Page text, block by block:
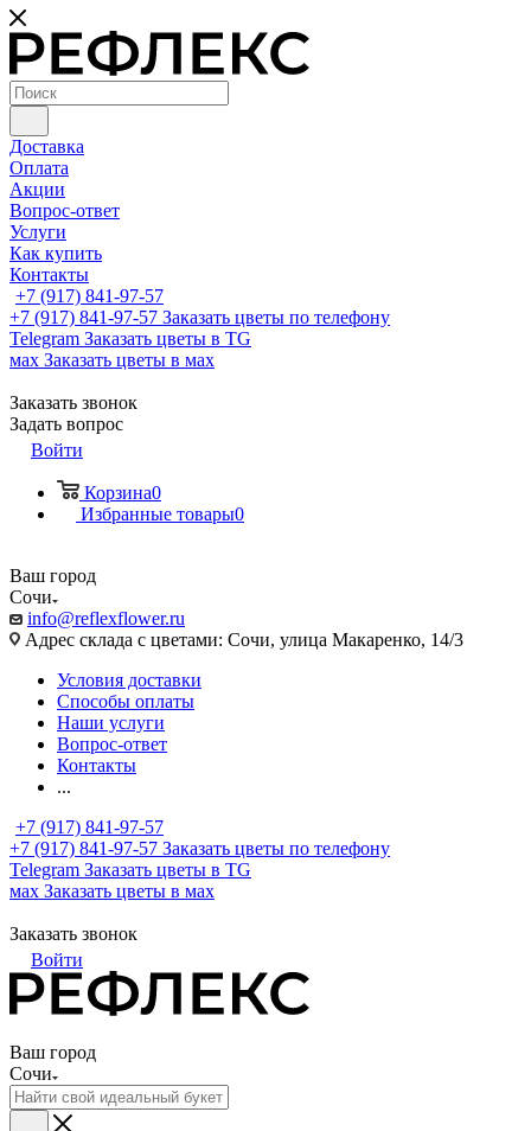
Доставка
Оплата
Акции
Вопрос-ответ
Услуги
Как купить
Контакты
+7 (917) 841-97-57
+7 (917) 841-97-57 Заказать цветы по телефону
Telegram Заказать цветы в TG
мах Заказать цветы в мах
Заказать звонок
Задать вопрос
Войти
Корзина0
Избранные товары0
Ваш город
Сочи
info@reflexflower.ru
Адрес склада с цветами: Сочи, улица Макаренко, 14/3
Условия доставки
Способы оплаты
Наши услуги
Вопрос-ответ
Контакты
...
+7 (917) 841-97-57
+7 (917) 841-97-57 Заказать цветы по телефону
Telegram Заказать цветы в TG
мах Заказать цветы в мах
Заказать звонок
Войти
Ваш город
Сочи